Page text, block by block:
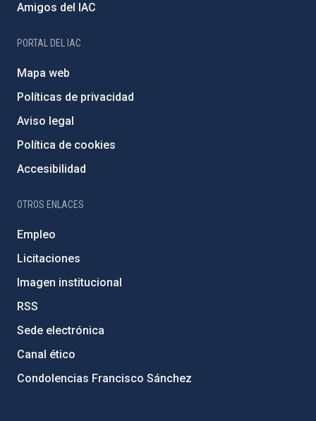
Amigos del IAC
PORTAL DEL IAC
Mapa web
Políticas de privacidad
Aviso legal
Política de cookies
Accesibilidad
OTROS ENLACES
Empleo
Licitaciones
Imagen institucional
RSS
Sede electrónica
Canal ético
Condolencias Francisco Sánchez